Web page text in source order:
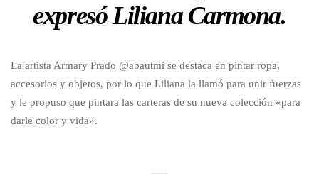
expresó Liliana Carmona.
La artista Armary Prado @abautmi se destaca en pintar ropa,
accesorios y objetos, por lo que Liliana la llamó para unir fuerzas
y le propuso que pintara las carteras de su nueva colección «para
darle color y vida».